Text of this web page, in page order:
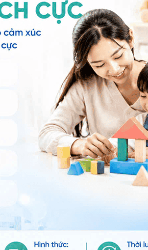
và chấp thuận để
DLCN.
này giúp làm sáng làn da
nên đánh thức trẻ dậy để
có thể chọn sữa công thức
đang dùng quá ít hoặc quá
việc chăm sóc rốn, vệ sinh
sớm và xế chiều, lúc ánh
bệnh nhưng sẽ là tác nhân